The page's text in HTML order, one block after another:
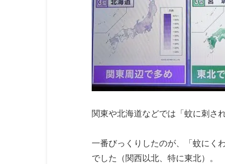
関東や北海道などでは「蚊に刺さ
一番びっくりしたのが、「蚊にく
でした（関西以北、特に東北）。